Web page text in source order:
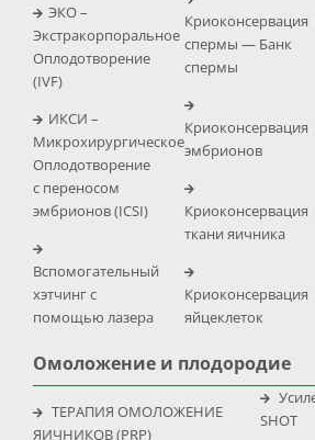
ЭКО –
Экстракорпоральное
Оплодотворение
(IVF)
ИКСИ –
Микрохирургическое
Оплодотворение
с переносом
эмбрионов (ICSI)
Вспомогательный
хэтчинг с
помощью лазера
Криоконсервация
спермы — Банк
спермы
Криоконсервация
эмбрионов
Криоконсервация
ткани яичника
Криоконсервация
яйцеклеток
Омоложение и плодородие
ТЕРАПИЯ ОМОЛОЖЕНИЕ
ЯИЧНИКОВ (PRP)
SHOT